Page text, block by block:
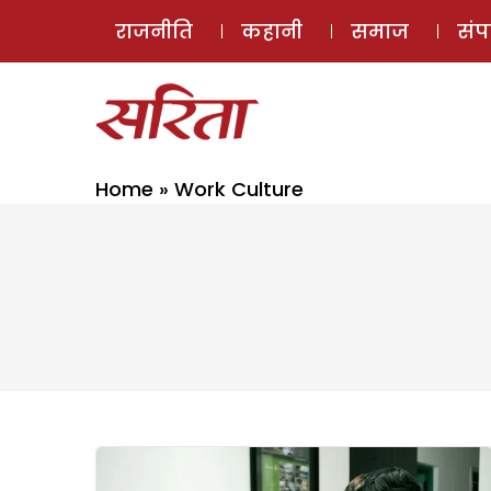
राजनीति कहानी समाज
Home » Work Culture